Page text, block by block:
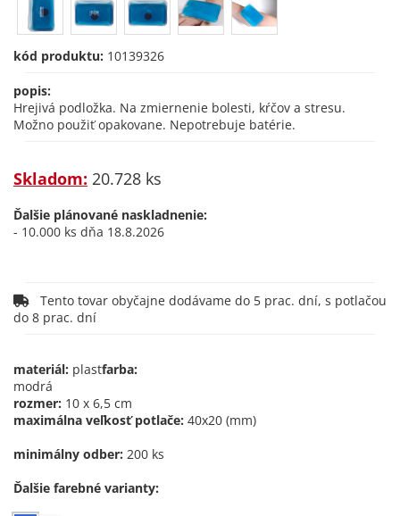
kód produktu: 10139326
popis:
Hrejivá podložka. Na zmiernenie bolesti, kŕčov a stresu.
Možno použiť opakovane. Nepotrebuje batérie.
Skladom: 20.728 ks
Ďalšie plánované naskladnenie:
- 10.000 ks dňa 18.8.2026
Tento tovar obyčajne dodávame do 5 prac. dní, s potlačou
do 8 prac. dní
materiál: plastfarba:
modrá
rozmer: 10 x 6,5 cm
maximálna veľkosť potlače: 40x20 (mm)
minimálny odber: 200 ks
Ďalšie farebné varianty: